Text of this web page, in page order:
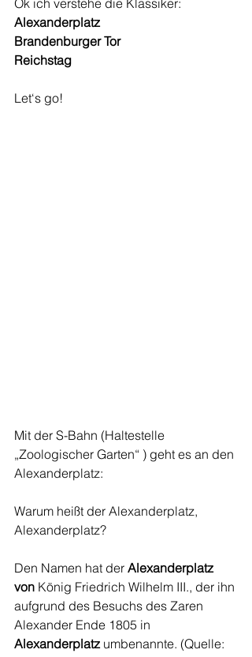
Ok ich verstehe die Klassiker:
Alexanderplatz
Brandenburger Tor
Reichstag
Let‘s go!
Mit der S-Bahn (Haltestelle
„Zoologischer Garten“ ) geht es an den
Alexanderplatz:
Warum heißt der Alexanderplatz,
Alexanderplatz?
Den Namen hat der Alexanderplatz
von König Friedrich Wilhelm III., der ihn
aufgrund des Besuchs des Zaren
Alexander Ende 1805 in
Alexanderplatz umbenannte. (Quelle: